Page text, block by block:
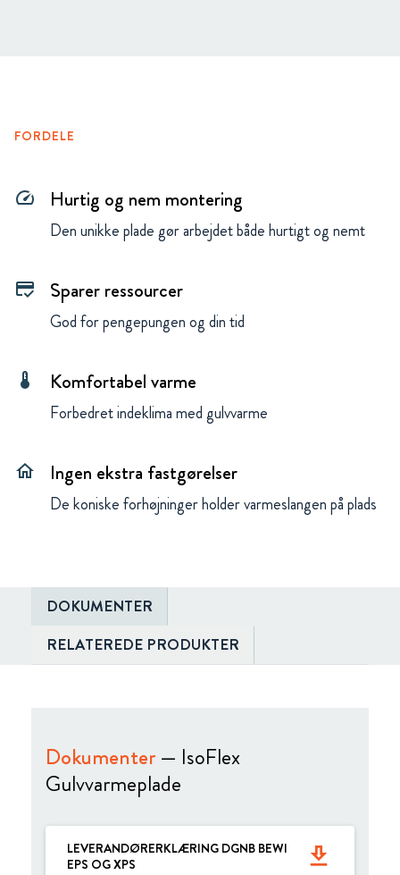
FORDELE
speed Hurtig og nem montering
Den unikke plade gør arbejdet både hurtigt og nemt
credit_score Sparer ressourcer
God for pengepungen og din tid
thermostat Komfortabel varme
Forbedret indeklima med gulvvarme
home Ingen ekstra fastgørelser
De koniske forhøjninger holder varmeslangen på plads
DOKUMENTER
RELATEREDE PRODUKTER
Dokumenter— IsoFlex
Gulvvarmeplade
LEVERANDØRERKLÆRING DGNB BEWI
EPS OG XPS
get_app